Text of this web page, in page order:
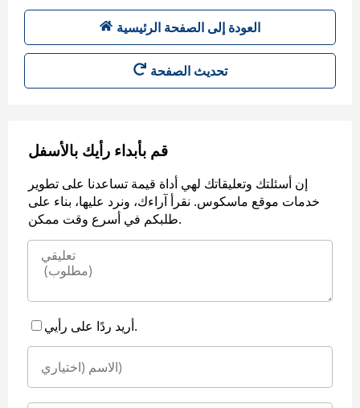
العودة إلى الصفحة الرئيسية
تحديث الصفحة
قم بأبداء رأيك بالأسفل
إن أسئلتك وتعليقاتك لهي أداة قيمة تساعدنا على تطوير
خدمات موقع ماسكوس. نقرأ آراءك، ونرد عليها، بناء على
طلبكم في أسرع وقت ممكن.
أريد ردًا على رأيي.